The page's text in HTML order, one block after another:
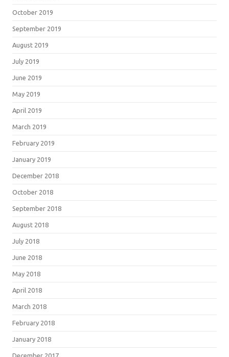
October 2019
September 2019
August 2019
July 2019
June 2019
May 2019
April 2019
March 2019
February 2019
January 2019
December 2018
October 2018
September 2018
August 2018
July 2018
June 2018
May 2018
April 2018
March 2018
February 2018
January 2018
December 2017